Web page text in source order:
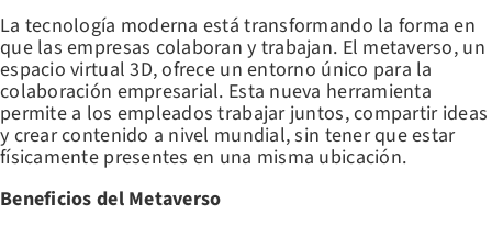
La tecnología moderna está transformando la forma en
que las empresas colaboran y trabajan. El metaverso, un
espacio virtual 3D, ofrece un entorno único para la
colaboración empresarial. Esta nueva herramienta
permite a los empleados trabajar juntos, compartir ideas
y crear contenido a nivel mundial, sin tener que estar
físicamente presentes en una misma ubicación.
Beneficios del Metaverso